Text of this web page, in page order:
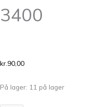
3400
kr. 90,00
På lager: 11 på lager